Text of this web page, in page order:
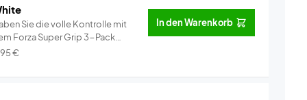
Sie die volle Kontrolle mit
Forza Super Grip 3-Pack
€
In den Warenkorb